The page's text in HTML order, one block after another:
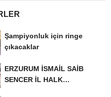
Şampiyonluk için ringe
çıkacaklar
ERZURUM İSMAİL SAİB
SENCER İL HALK